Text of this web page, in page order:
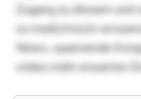
Zugang zu diesem
zu medizinisch-
News, spannende
vieles mehr erwarten